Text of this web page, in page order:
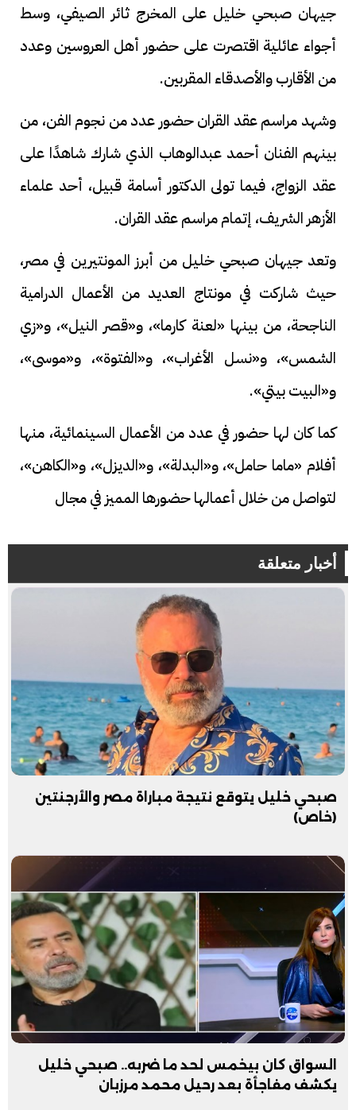
جيهان صبحي خليل على المخرج ثائر الصيفي، وسط
أجواء عائلية اقتصرت على حضور أهل العروسين وعدد
من الأقارب والأصدقاء المقربين.
وشهد مراسم عقد القران حضور عدد من نجوم الفن، من
بينهم الفنان أحمد عبدالوهاب الذي شارك شاهدًا على
عقد الزواج، فيما تولى الدكتور أسامة قبيل، أحد علماء
الأزهر الشريف، إتمام مراسم عقد القران.
وتعد جيهان صبحي خليل من أبرز المونتيرين في مصر،
حيث شاركت في مونتاج العديد من الأعمال الدرامية
الناجحة، من بينها «لعنة كارما»، و«قصر النيل»، و«زي
الشمس»، و«نسل الأغراب»، و«الفتوة»، و«موسى»،
و«البيت بيتي».
كما كان لها حضور في عدد من الأعمال السينمائية، منها
أفلام «ماما حامل»، و«البدلة»، و«الديزل»، و«الكاهن»،
لتواصل من خلال أعمالها حضورها المميز في مجال
أخبار متعلقة
صبحي خليل يتوقع نتيجة مباراة مصر والأرجنتين
(خاص)
السواق كان بيخمس لحد ما ضربه.. صبحي خليل
يكشف مفاجأة بعد رحيل محمد مرزبان